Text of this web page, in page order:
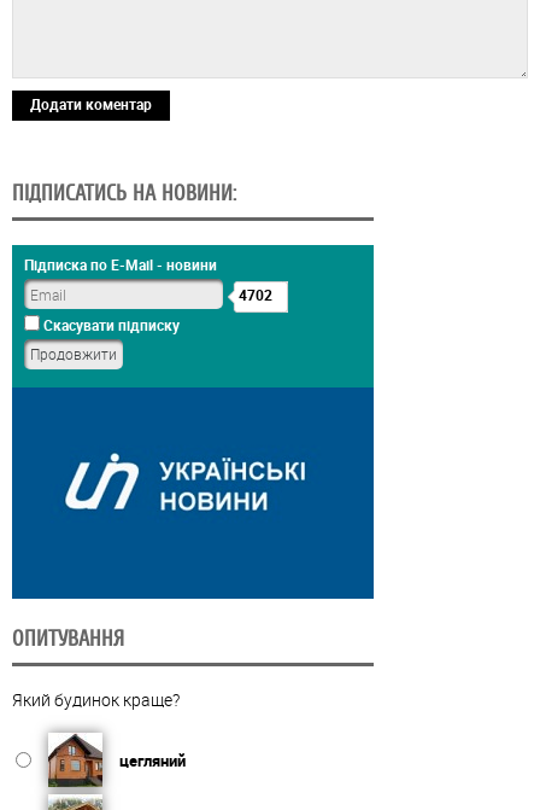
Додати коментар
ПІДПИСАТИСЬ НА НОВИНИ:
Підписка по E-Mail - новини
4702
Скасувати підписку
ОПИТУВАННЯ
Який будинок краще?
цегляний